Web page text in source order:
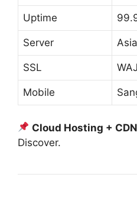
Uptime
Server Asia
SSL
Mobile
Cloud Hosting + CDN
Discover.